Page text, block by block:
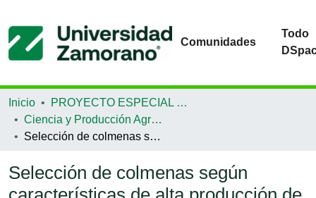
Comunidades
Todo
Inicio
PROYECTO ESPECIAL DE GRADUACIÓN
Ciencia y Producción Agropecuaria
Selección de colmenas según características de alta producción de miel en los departamentos de Copán, El Paraíso, La Paz y Ocotepeque
Selección de colmenas según